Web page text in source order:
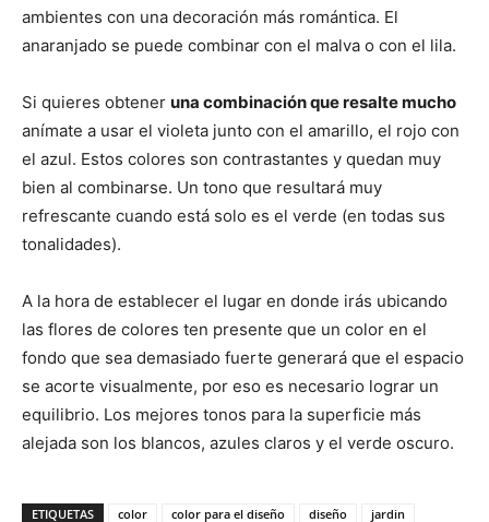
ambientes con una decoración más romántica. El
anaranjado se puede combinar con el malva o con el lila.
Si quieres obtener una combinación que resalte mucho
anímate a usar el violeta junto con el amarillo, el rojo con
el azul. Estos colores son contrastantes y quedan muy
bien al combinarse. Un tono que resultará muy
refrescante cuando está solo es el verde (en todas sus
tonalidades).
A la hora de establecer el lugar en donde irás ubicando
las flores de colores ten presente que un color en el
fondo que sea demasiado fuerte generará que el espacio
se acorte visualmente, por eso es necesario lograr un
equilibrio. Los mejores tonos para la superficie más
alejada son los blancos, azules claros y el verde oscuro.
ETIQUETAS color color para el diseño diseño jardin